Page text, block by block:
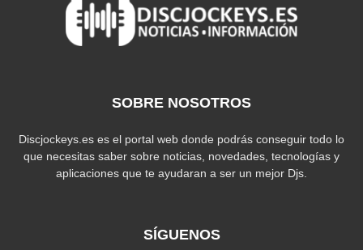
SOBRE NOSOTROS
Discjockeys.es es el portal web donde podrás conseguir todo lo
que necesitas saber sobre noticias, novedades, tecnologías y
aplicaciones que te ayudaran a ser un mejor Djs.
SÍGUENOS